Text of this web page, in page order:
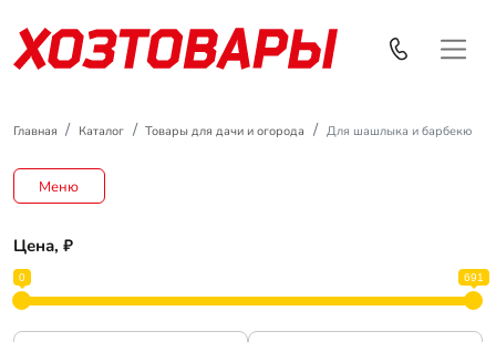
Главная Каталог Товары для дачи и огорода Для шашлыка и барбекю
Меню
Цена, ₽
0 691